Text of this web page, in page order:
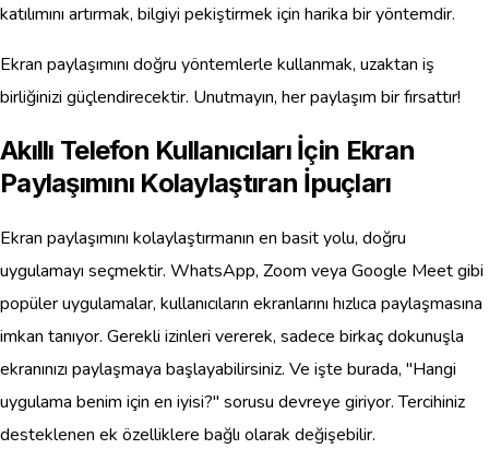
katılımını artırmak, bilgiyi pekiştirmek için harika bir yöntemdir.
Ekran paylaşımını doğru yöntemlerle kullanmak, uzaktan iş
birliğinizi güçlendirecektir. Unutmayın, her paylaşım bir fırsattır!
Akıllı Telefon Kullanıcıları İçin Ekran
Paylaşımını Kolaylaştıran İpuçları
Ekran paylaşımını kolaylaştırmanın en basit yolu, doğru
uygulamayı seçmektir. WhatsApp, Zoom veya Google Meet gibi
popüler uygulamalar, kullanıcıların ekranlarını hızlıca paylaşmasına
imkan tanıyor. Gerekli izinleri vererek, sadece birkaç dokunuşla
ekranınızı paylaşmaya başlayabilirsiniz. Ve işte burada, "Hangi
uygulama benim için en iyisi?" sorusu devreye giriyor. Tercihiniz
desteklenen ek özelliklere bağlı olarak değişebilir.